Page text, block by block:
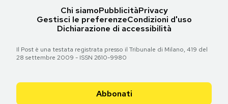
Chi siamoPubblicitàPrivacy
Gestisci le preferenzeCondizioni d'uso
Dichiarazione di accessibilità
Il Post è una testata registrata presso il Tribunale di Milano, 419 del
28 settembre 2009 - ISSN 2610-9980
Abbonati